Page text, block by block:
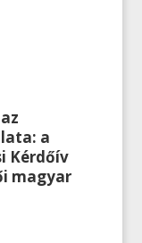
a
Kérdőív
magyar